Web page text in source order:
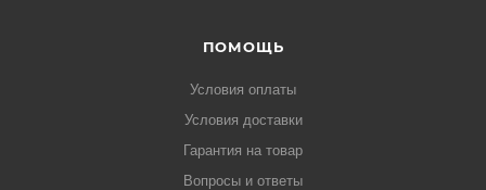
ПОМОЩЬ
Условия оплаты
Условия доставки
Гарантия на товар
Вопросы и ответы